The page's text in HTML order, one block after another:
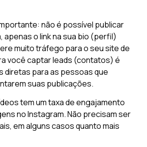
não é possível publicar
apenas o link na sua bio (perfil)
muito tráfego para o seu site de
você captar leads (contatos) é
diretas para as pessoas que
suas publicações.
tem um taxa de engajamento
no Instagram. Não precisam ser
em alguns casos quanto mais